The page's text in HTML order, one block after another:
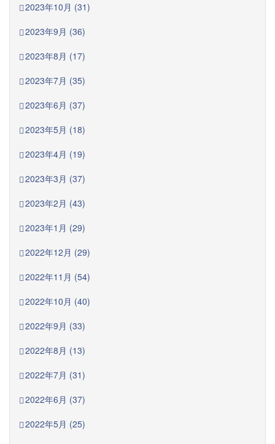
2023年10月 (31)
2023年9月 (36)
2023年8月 (17)
2023年7月 (35)
2023年6月 (37)
2023年5月 (18)
2023年4月 (19)
2023年3月 (37)
2023年2月 (43)
2023年1月 (29)
2022年12月 (29)
2022年11月 (54)
2022年10月 (40)
2022年9月 (33)
2022年8月 (13)
2022年7月 (31)
2022年6月 (37)
2022年5月 (25)